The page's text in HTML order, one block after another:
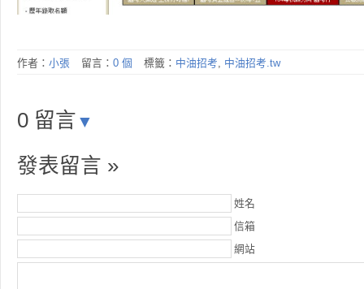
作者： 小張 留言： 0 個 標籤： 中油招考, 中油招考.tw
0 留言 ▼
發表留言 »
姓名
信箱
網站